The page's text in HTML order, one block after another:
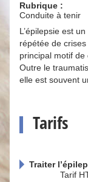
Rubrique :
Conduite à tenir
L’épilepsie est
répétée de
principal motif
Outre le
elle est souvent
Tarifs
Traiter
Tarif